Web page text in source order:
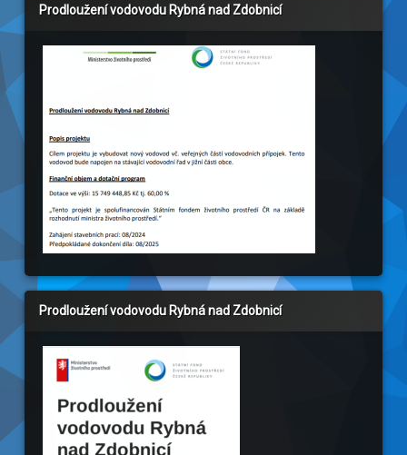
Prodloužení vodovodu Rybná nad Zdobnicí
Prodloužení vodovodu Rybná nad Zdobnicí